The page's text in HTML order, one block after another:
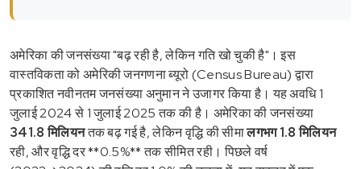
अमेरिका की जनसंख्या "बढ़ रही है, लेकिन गति खो चुकी है"। इस
वास्तविकता को अमेरिकी जनगणना ब्यूरो (Census Bureau) द्वारा
प्रकाशित नवीनतम जनसंख्या अनुमान ने उजागर किया है। यह अवधि 1
जुलाई 2024 से 1 जुलाई 2025 तक की है। अमेरिका की जनसंख्या
341.8 मिलियनतक बढ़ गई है, लेकिन वृद्धि की सीमालगभग 1.8 मिलियन
रही, और वृद्धि दर **0.5%** तक सीमित रही। पिछले वर्ष